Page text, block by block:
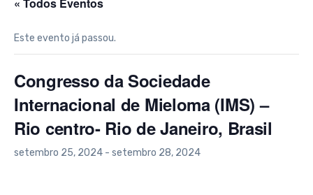
Este evento já passou.
Congresso da Sociedade
Internacional de Mieloma (IMS) –
Rio centro- Rio de Janeiro, Brasil
setembro 25, 2024 - setembro 28, 2024